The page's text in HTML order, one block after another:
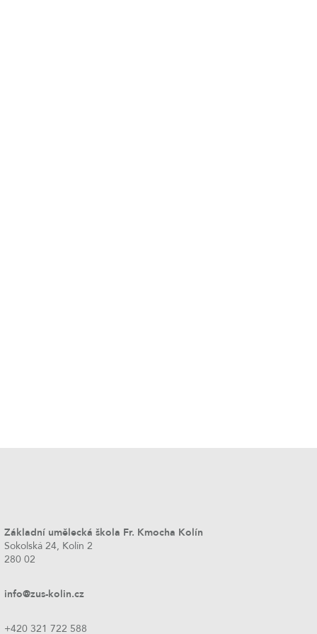
Základní umělecká škola Fr. Kmocha Kolín
Sokolská 24, Kolín 2
280 02
info@zus-kolin.cz
+420 321 722 588